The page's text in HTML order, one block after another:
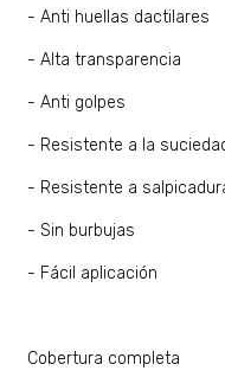
- Anti huellas dactilares
- Alta transparencia
- Anti golpes
- Resistente a la
- Resistente a
- Sin burbujas
- Fácil aplicación
Cobertura completa